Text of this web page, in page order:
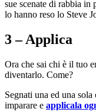
sue scenate di rabbia in
lo hanno reso lo Steve
3 – Applica
Ora che sai chi è il tuo
diventarlo. Come?
Segnati una ed una
imparare e applicala